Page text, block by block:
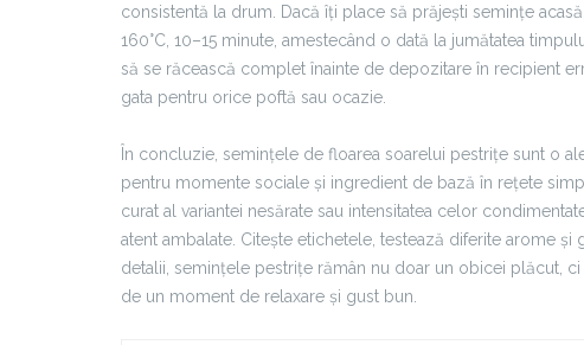
consistentă la drum. Dacă îți place să prăjești semințe
160°C, 10–15 minute, amestecând o dată la jumătatea
să se răcească complet înainte de depozitare în recipient
gata pentru orice poftă sau ocazie.
În concluzie, semințele de floarea soarelui pestrițe sunt o
pentru momente sociale și ingredient de bază în rețete
curat al variantei nesărate sau intensitatea celor
atent ambalate. Citește etichetele, testează diferite arome
detalii, semințele pestrițe rămân nu doar un obicei plăcut,
de un moment de relaxare și gust bun.